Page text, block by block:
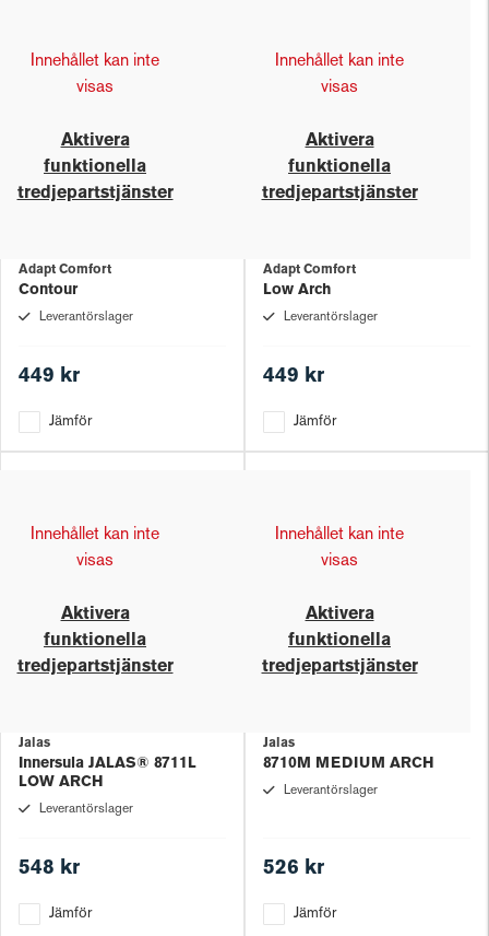
Innehållet kan inte
visas
Aktivera
funktionella
tredjepartstjänster
Adapt Comfort
Contour
Leverantörslager
449 kr
Jämför
Innehållet kan inte
visas
Aktivera
funktionella
tredjepartstjänster
Adapt Comfort
Low Arch
Leverantörslager
449 kr
Jämför
Innehållet kan inte
visas
Aktivera
funktionella
tredjepartstjänster
Jalas
Innersula JALAS® 8711L
LOW ARCH
Leverantörslager
548 kr
Jämför
Innehållet kan inte
visas
Aktivera
funktionella
tredjepartstjänster
Jalas
8710M MEDIUM ARCH
Leverantörslager
526 kr
Jämför